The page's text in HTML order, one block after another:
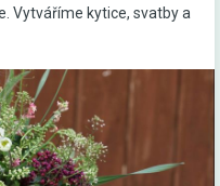
Vytváříme kytice, svatby a